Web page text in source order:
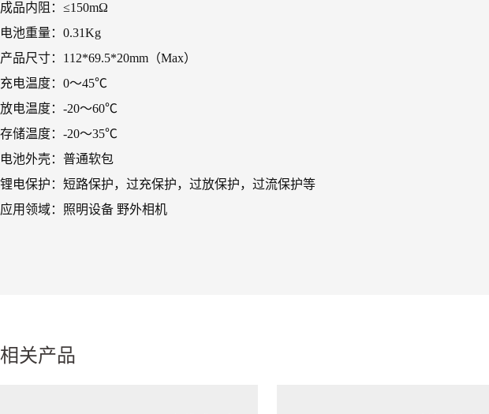
成品内阻：≤150mΩ
电池重量：0.31Kg
产品尺寸：112*69.5*20mm（Max）
充电温度：0～45℃
放电温度：-20～60℃
存储温度：-20～35℃
电池外壳：普通软包
锂电保护：短路保护，过充保护，过放保护，过流保护等
应用领域：照明设备 野外相机
相关产品